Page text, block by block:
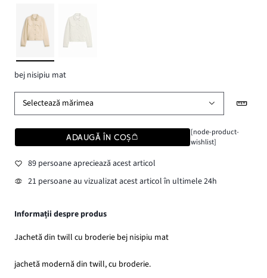
bej nisipiu mat
Selectează mărimea
ADAUGĂ ÎN COȘ
[node-product-
wishlist]
89 persoane apreciează acest articol
21 persoane au vizualizat acest articol în ultimele 24h
Informații despre produs
Jachetă din twill cu broderie bej nisipiu mat
jachetă modernă din twill, cu broderie.